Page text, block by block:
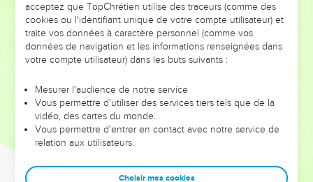
DE L’ANNÉE !
ET SI LEURS ERREURS POUVAIENT VOUS ÉVITER LES
VOTRES ?
leur foi ou leur vision. Mais on voit moins les doutes, les erreurs
et les saisons difficiles qu'ils ont traversés, alors même que ce
sont elles qui les ont façonnés.
Dans cette conférence, leaders, entrepreneurs, et responsables
clés pour avancer avec plus de sagesse afin que leurs erreurs
acceptez que TopChrétien utilise des traceurs (comme des
cookies ou l'identifiant unique de votre compte utilisateur) et
traite vos données à caractère personnel (comme vos
données de navigation et les informations renseignées dans
votre compte utilisateur) dans les buts suivants :
Mesurer l'audience de notre service
Vous permettre d'utiliser des services tiers tels que de la
vidéo, des cartes du monde…
Vous permettre d'entrer en contact avec notre service de
relation aux utilisateurs.
Choisir mes cookies